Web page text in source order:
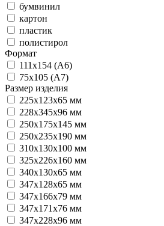
бумвинил
картон
пластик
полистирол
Формат
111х154 (А6)
75х105 (А7)
Размер изделия
225x123x65 мм
228x345x96 мм
250х175х145 мм
250х235х190 мм
310х130х100 мм
325х226х160 мм
340х130х65 мм
347x128x65 мм
347x166x79 мм
347х171х76 мм
347х228х96 мм